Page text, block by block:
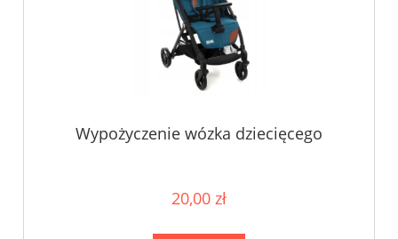
Wypożyczenie wózka dziecięcego
20,00 zł